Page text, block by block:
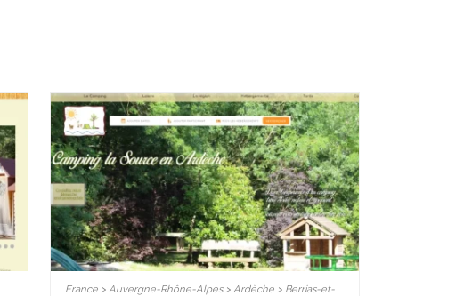
France > Auvergne-Rhône-Alpes > Ardèche > Berrias-et-